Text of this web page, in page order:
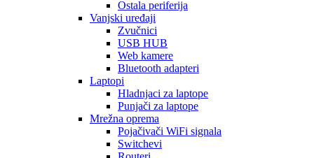
Ostala periferija
Vanjski uređaji
Zvučnici
USB HUB
Web kamere
Bluetooth adapteri
Laptopi
Hladnjaci za laptope
Punjači za laptope
Mrežna oprema
Pojačivači WiFi signala
Switchevi